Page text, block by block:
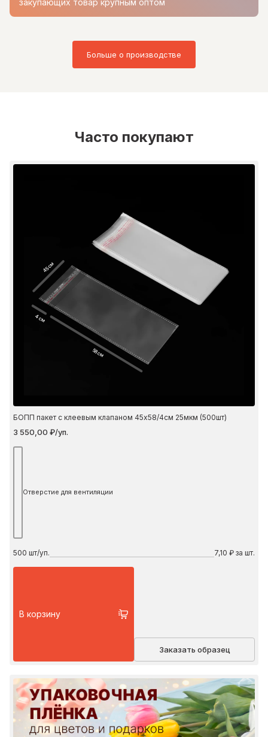
закупающих товар крупным оптом
Больше о производстве
Часто покупают
45 см
4 см
58 см
БОПП пакет с клеевым клапаном 45х58/4см 25мкм (500шт)
3 550,00 ₽/уп.
Отверстие для вентиляции
500 шт/уп. 7,10 ₽ за шт.
В корзину
Заказать образец